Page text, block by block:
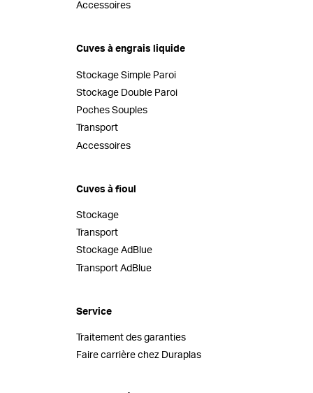
Accessoires
Cuves à engrais liquide
Stockage Simple Paroi
Stockage Double Paroi
Poches Souples
Transport
Accessoires
Cuves à fioul
Stockage
Transport
Stockage AdBlue
Transport AdBlue
Service
Traitement des garanties
Faire carrière chez Duraplas